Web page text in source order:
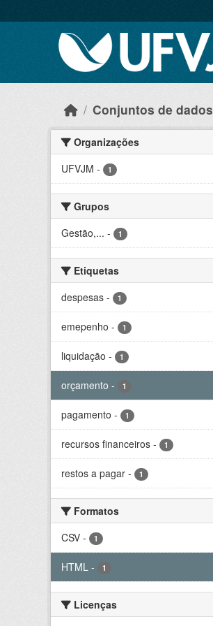
Conjuntos de dados
Organizações
UFVJM - 1
Grupos
Gestão,... - 1
Etiquetas
despesas - 1
emepenho - 1
liquidação - 1
orçamento - 1
pagamento - 1
recursos financeiros - 1
restos a pagar - 1
Formatos
CSV - 1
HTML - 1
Licenças